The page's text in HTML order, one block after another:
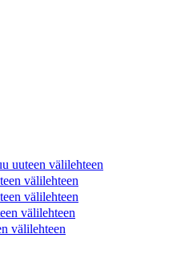
uuteen välilehteen
välilehteen
välilehteen
välilehteen
välilehteen